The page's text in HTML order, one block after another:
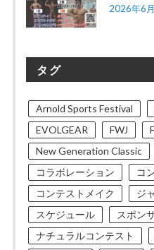
2026年6
タグ
Arnold Sports Festival
EVOLGEAR
FWJ
New Generation Classic
コラボレーション
コ
コンテストメイク
ジ
スケジュール
スポン
ナチュラルコンテスト